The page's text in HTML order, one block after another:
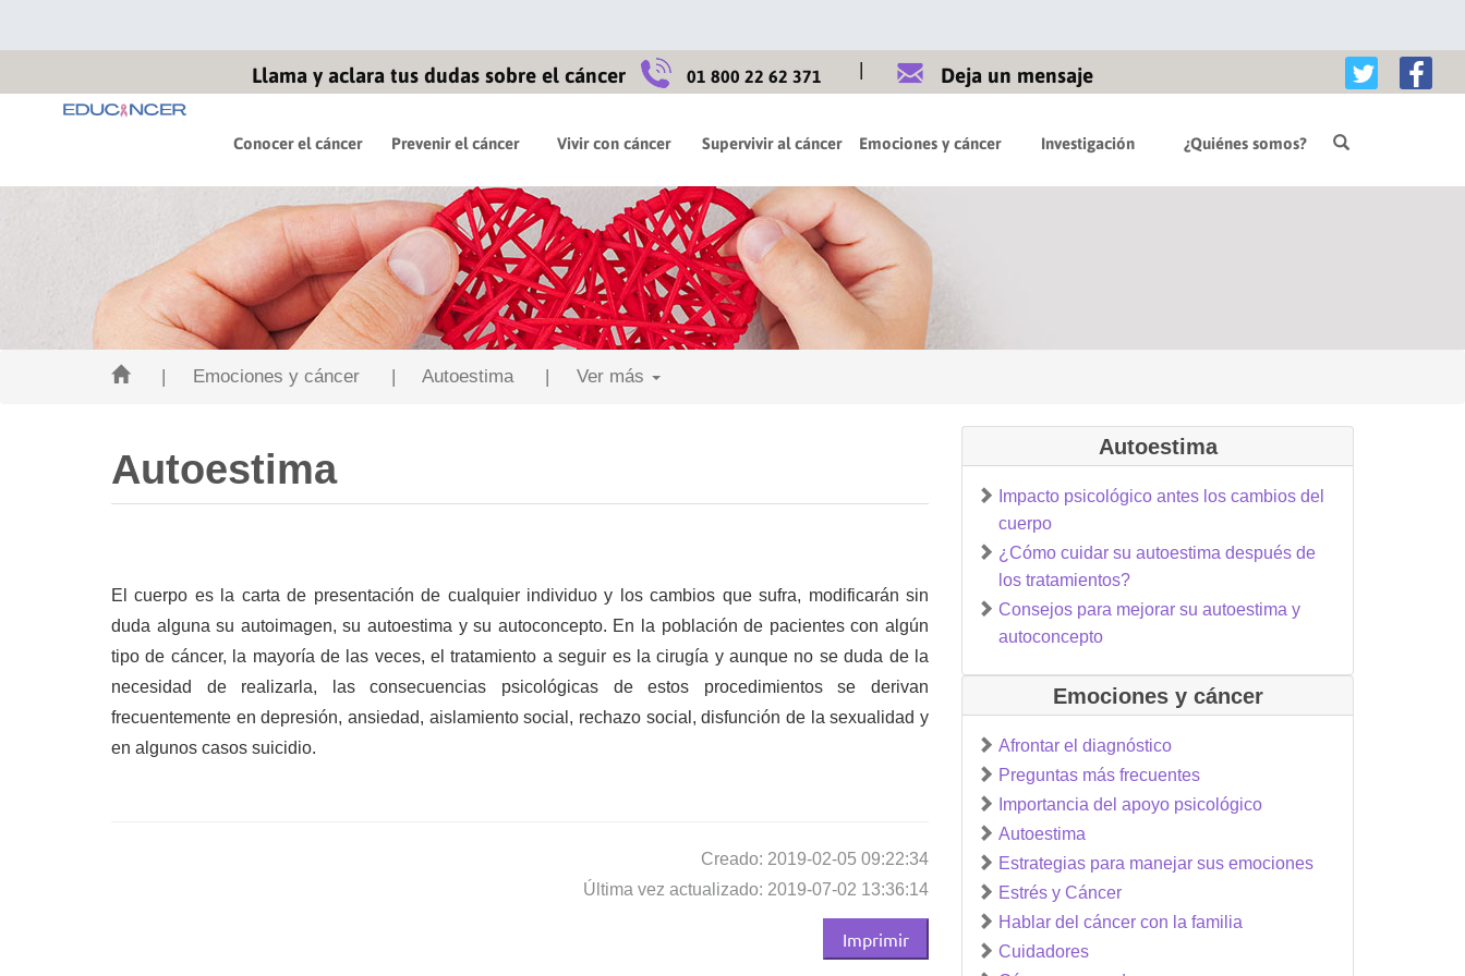
Llama y aclara tus dudas sobre el cáncer 01 800 22 62 371 | Deja un mensaje
Conocer el cáncer Prevenir el cáncer Vivir con cáncer Supervivir al cáncer Emociones y cáncer Investigación ¿Quiénes somos?
| Emociones y cáncer | Autoestima | Ver más
Autoestima
El cuerpo es la carta de presentación de cualquier individuo y los cambios que sufra, modificarán sin
duda alguna su autoimagen, su autoestima y su autoconcepto. En la población de pacientes con algún
tipo de cáncer, la mayoría de las veces, el tratamiento a seguir es la cirugía y aunque no se duda de la
necesidad de realizarla, las consecuencias psicológicas de estos procedimientos se derivan
frecuentemente en depresión, ansiedad, aislamiento social, rechazo social, disfunción de la sexualidad y
en algunos casos suicidio.
Creado: 2019-02-05 09:22:34
Última vez actualizado: 2019-07-02 13:36:14
Imprimir
Autoestima
Impacto psicológico antes los cambios del
cuerpo
¿Cómo cuidar su autoestima después de
los tratamientos?
Consejos para mejorar su autoestima y
autoconcepto
Emociones y cáncer
Afrontar el diagnóstico
Preguntas más frecuentes
Importancia del apoyo psicológico
Autoestima
Estrategias para manejar sus emociones
Estrés y Cáncer
Hablar del cáncer con la familia
Cuidadores